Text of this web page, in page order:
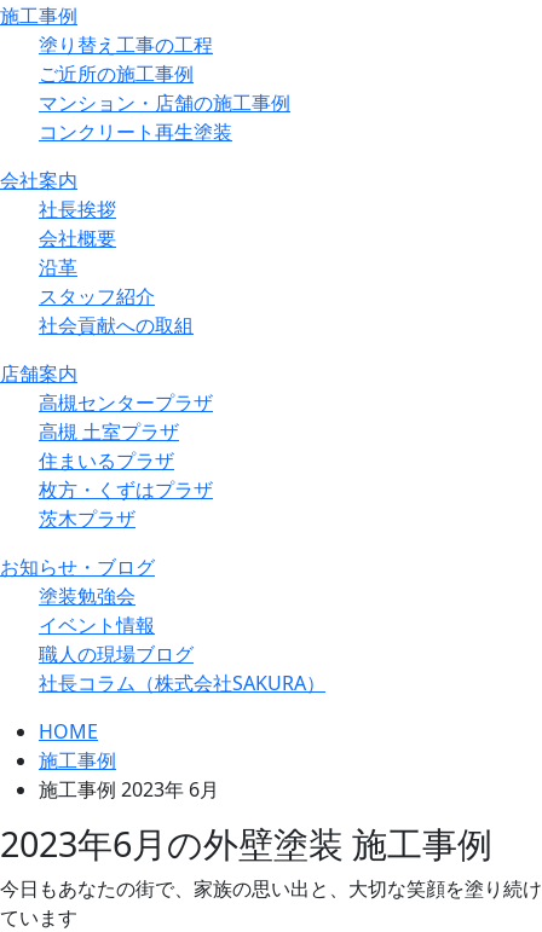
施工事例
塗り替え工事の工程
ご近所の施工事例
マンション・店舗の施工事例
コンクリート再生塗装
会社案内
社長挨拶
会社概要
沿革
スタッフ紹介
社会貢献への取組
店舗案内
高槻センタープラザ
高槻 土室プラザ
住まいるプラザ
枚方・くずはプラザ
茨木プラザ
お知らせ・ブログ
塗装勉強会
イベント情報
職人の現場ブログ
社長コラム （株式会社SAKURA）
HOME
施工事例
施工事例 2023年 6月
2023年6月の外壁塗装 施工事例
今日もあなたの街で、家族の思い出と、大切な笑顔を塗り続け
ています